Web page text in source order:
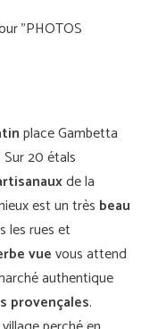
place Gambetta
20 étals
de la
est un très beau
les rues et
vuevous attend
authentique
provençales.